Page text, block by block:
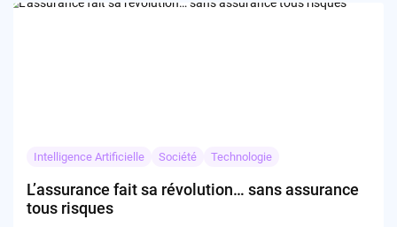
Intelligence Artificielle Société Technologie
L’assurance fait sa révolution… sans assurance
tous risques